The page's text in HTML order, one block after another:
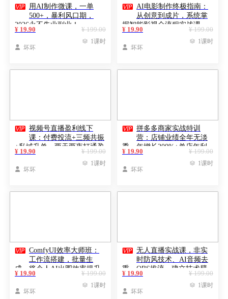
 用AI制作微课，一单
500+，暴利风口期，
2026永不失业副业！
¥ 199.00
¥ 19.90
 坏坏
 1课时
 AI电影制作终极指南：
从创意到成片，系统掌
握智能影视全流程实战课
（中英字幕）
¥ 199.00
¥ 19.90
 坏坏
 1课时
 视频号直播盈利线下
课：付费投流+三频共振
+私域升单，两天两夜打通盈
利闭环，月利润5-15万
¥ 199.00
¥ 19.90
 坏坏
 1课时
 拼多多商家实战特训
营：店铺业绩全年无淡
季，年增长200%+单店年利
润突破百万(26年1月更新)
¥ 199.00
¥ 19.90
 坏坏
 1课时
 ComfyUI效率大师班：
工作流搭建，批量生
成，将个人AI出图效率提升
5-10倍，月接单收入1-3万
¥ 199.00
¥ 19.90
 坏坏
 1课时
 无人直播实战课，非实
时防风技术、AI音频去
重、OBS推流，建立技术壁
垒，月入5w+（更新2026）
¥ 199.00
¥ 19.90
 坏坏
 1课时